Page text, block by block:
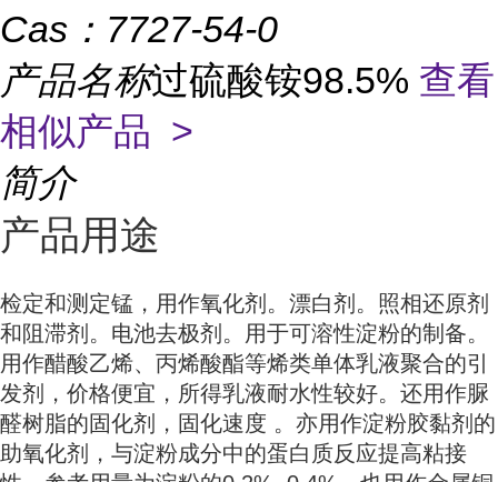
Cas： 7727-54-0
产品名称过硫酸铵98.5% 查看
相似产品 >
简介
产品用途
检定和测定锰，用作氧化剂。漂白剂。照相还原剂
和阻滞剂。电池去极剂。用于可溶性淀粉的制备。
用作醋酸乙烯、丙烯酸酯等烯类单体乳液聚合的引
发剂，价格便宜，所得乳液耐水性较好。还用作脲
醛树脂的固化剂，固化速度 。亦用作淀粉胶黏剂的
助氧化剂，与淀粉成分中的蛋白质反应提高粘接